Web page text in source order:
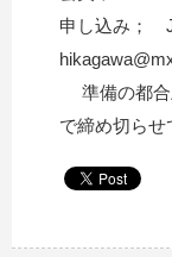
申し込み；
準備の都合
で締め切らせ